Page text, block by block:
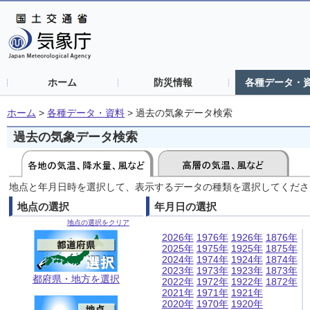
ホーム 防災情報 各種データ・
ホーム > 各種データ・資料 > 過去の気象データ検索
過去の気象データ検索
地点と年月日時を選択して、表示するデータの種類を選択してくだ
地点の選択
地点の選択をクリア
都府県・地方を選択
年月日の選択
2026年
2025年
2024年
2023年
2022年
2021年
2020年
1976年
1975年
1974年
1973年
1972年
1971年
1970年
1926年
1925年
1924年
1923年
1922年
1921年
1920年
1876年
1875年
1874年
1873年
1872年